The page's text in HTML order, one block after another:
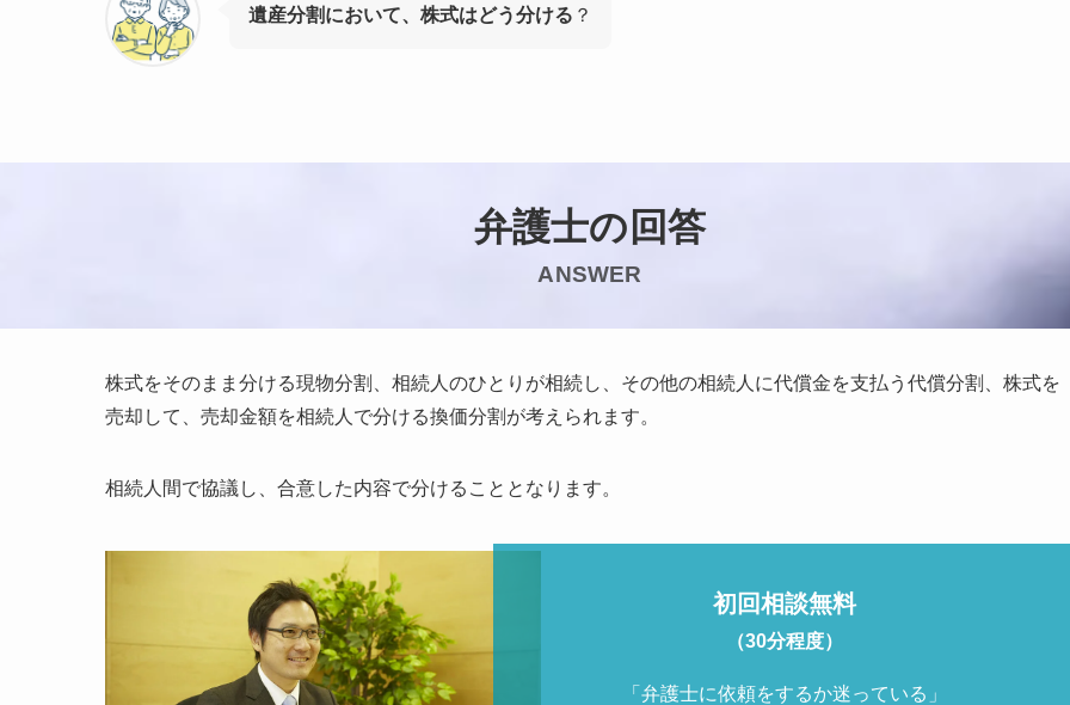
遺産分割において、株式はどう分ける ？
弁護士の回答
ANSWER
株式をそのまま分ける現物分割、相続人のひとりが相続し、その他の相続人に代償金を支払う代償分割、株式を
売却して、売却金額を相続人で分ける換価分割が考えられます。
相続人間で協議し、合意した内容で分けることとなります。
初回相談無料
（30分程度）
「弁護士に依頼をするか迷っている」